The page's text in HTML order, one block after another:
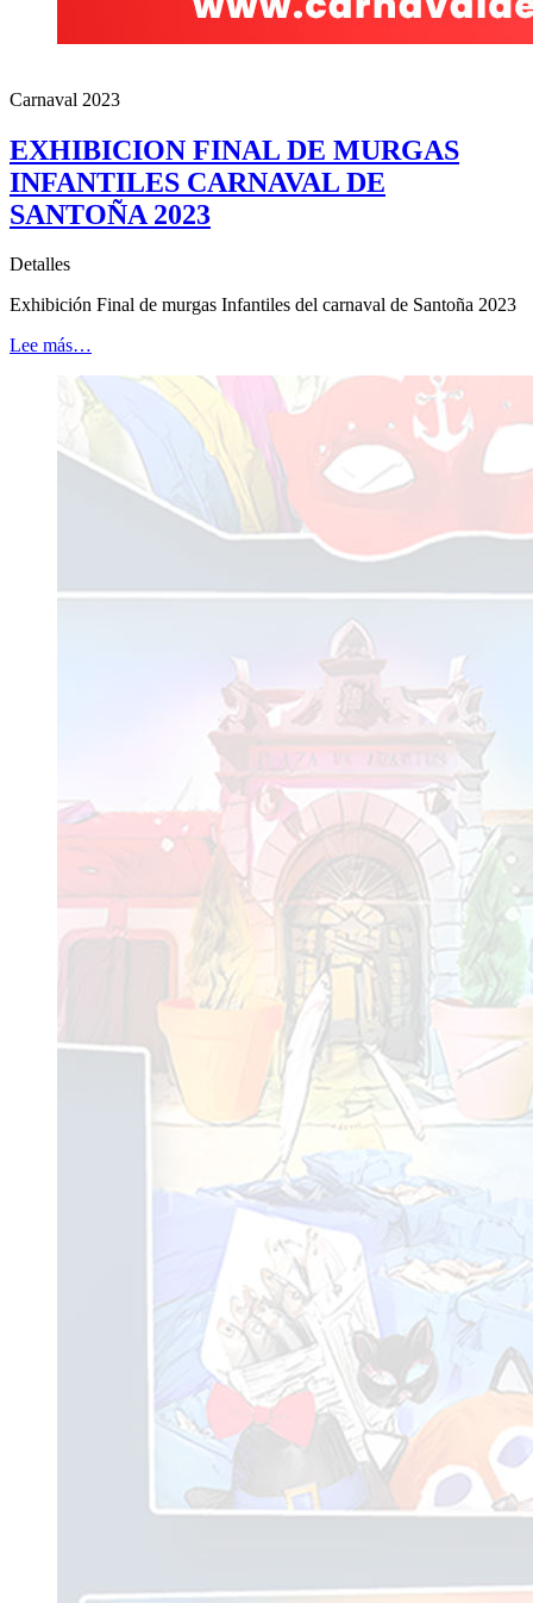
Carnaval 2023
EXHIBICION FINAL DE MURGAS
INFANTILES CARNAVAL DE
SANTOÑA 2023
Detalles
Exhibición Final de murgas Infantiles del carnaval de Santoña 2023
Lee más…